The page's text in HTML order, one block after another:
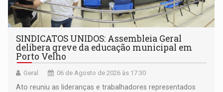
SINDICATOS UNIDOS: Assembleia Geral
delibera greve da educação municipal em
Porto Velho
Geral 06 de Agosto de 2026 às 17:30
Ato reuniu as lideranças e trabalhadores representados